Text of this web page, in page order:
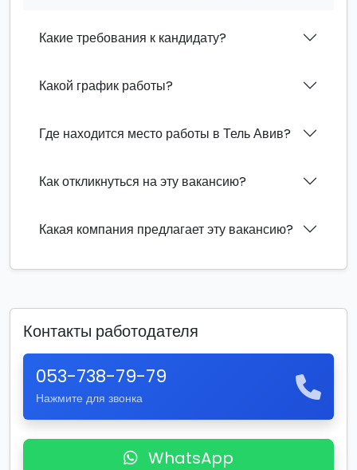
Какие требования к кандидату?
Какой график работы?
Где находится место работы в Тель Авив?
Как откликнуться на эту вакансию?
Какая компания предлагает эту вакансию?
Контакты работодателя
053-738-79-79
Нажмите для звонка
WhatsApp